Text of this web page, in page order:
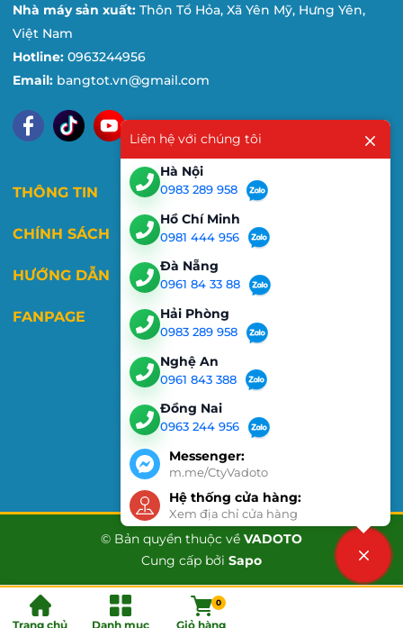
Nhà máy sản xuất: Thôn Tổ Hỏa, Xã Yên Mỹ, Hưng Yên,
Việt Nam
Hotline: 0963244956
Email: bangtot.vn@gmail.com
THÔNG TIN
CHÍNH SÁCH
HƯỚNG DẪN
FANPAGE
© Bản quyền thuộc về VADOTO
Cung cấp bởi Sapo
Trang chủ Danh mục
0
Giỏ hàng
Liên hệ với chúng tôi
Hà Nội
0983 289 958
Hồ Chí Minh
0981 444 956
Đà Nẵng
0961 84 33 88
Hải Phòng
0983 289 958
Nghệ An
0961 843 388
Đồng Nai
0963 244 956
Messenger:
m.me/CtyVadoto
Hệ thống cửa hàng:
Xem địa chỉ cửa hàng
Liên hệ